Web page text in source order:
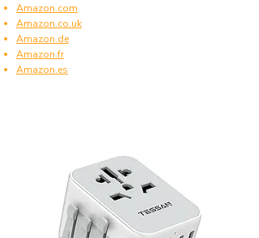
Amazon.com
Amazon.co.uk
Amazon.de
Amazon.fr
Amazon.es